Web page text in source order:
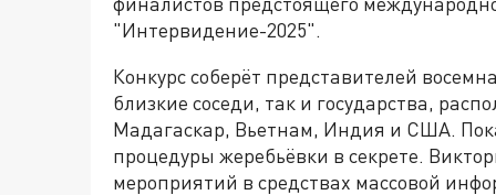
"Интервидение-2025".
Конкурс соберёт представителей
близкие соседи, так и государства,
Мадагаскар, Вьетнам, Индия и США.
процедуры жеребьёвки в секрете.
мероприятий в средствах массовой